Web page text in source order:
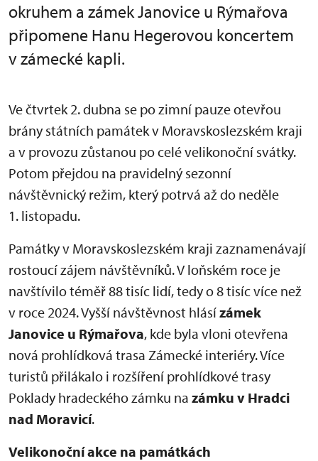
okruhem a zámek Janovice u Rýmařova
připomene Hanu Hegerovou koncertem
v zámecké kapli.
Ve čtvrtek 2. dubna se po zimní pauze otevřou
brány státních památek v Moravskoslezském kraji
a v provozu zůstanou po celé velikonoční svátky.
Potom přejdou na pravidelný sezonní
návštěvnický režim, který potrvá až do neděle
1. listopadu.
Památky v Moravskoslezském kraji zaznamenávají
rostoucí zájem návštěvníků. V loňském roce je
navštívilo téměř 88 tisíc lidí, tedy o 8 tisíc více než
v roce 2024. Vyšší návštěvnost hlásízámek
Janovice u Rýmařova, kde byla vloni otevřena
nová prohlídková trasa Zámecké interiéry. Více
turistů přilákalo i rozšíření prohlídkové trasy
Poklady hradeckého zámku na zámku v Hradci
nad Moravicí.
Velikonoční akce na památkách